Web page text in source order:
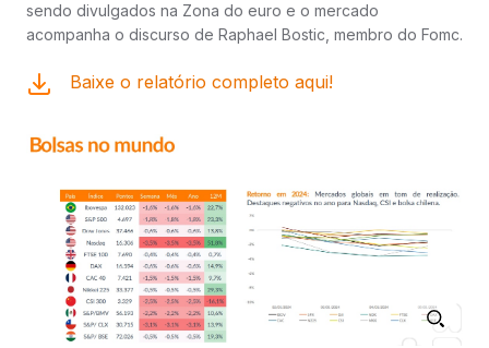
sendo divulgados na Zona do euro e o mercado
acompanha o discurso de Raphael Bostic, membro do Fomc.
Baixe o relatório completo aqui!